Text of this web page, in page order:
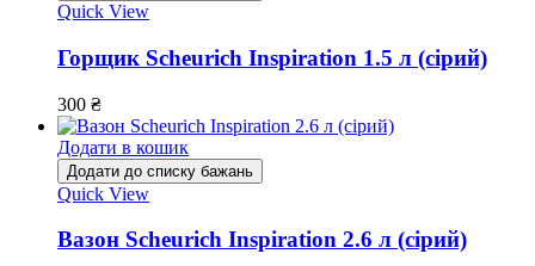
Quick View
Горщик Scheurich Inspiration 1.5 л (сірий)
300 ₴
Додати в кошик
Додати до списку бажань
Quick View
Вазон Scheurich Inspiration 2.6 л (сірий)